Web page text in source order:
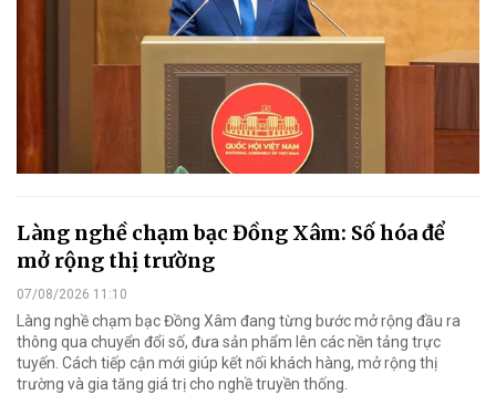
Làng nghề chạm bạc Đồng Xâm: Số hóa để
mở rộng thị trường
07/08/2026 11:10
Làng nghề chạm bạc Đồng Xâm đang từng bước mở rộng đầu ra
thông qua chuyển đổi số, đưa sản phẩm lên các nền tảng trực
tuyến. Cách tiếp cận mới giúp kết nối khách hàng, mở rộng thị
trường và gia tăng giá trị cho nghề truyền thống.